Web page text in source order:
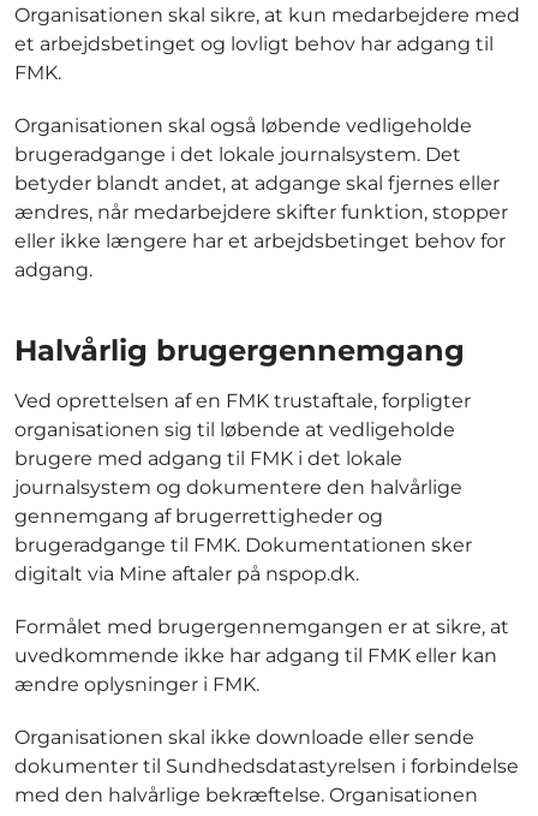
Organisationen skal sikre, at kun medarbejdere med
et arbejdsbetinget og lovligt behov har adgang til
FMK.
Organisationen skal også løbende vedligeholde
brugeradgange i det lokale journalsystem. Det
betyder blandt andet, at adgange skal fjernes eller
ændres, når medarbejdere skifter funktion, stopper
eller ikke længere har et arbejdsbetinget behov for
adgang.
Halvårlig brugergennemgang
Ved oprettelsen af en FMK trustaftale, forpligter
organisationen sig til løbende at vedligeholde
brugere med adgang til FMK i det lokale
journalsystem og dokumentere den halvårlige
gennemgang af brugerrettigheder og
brugeradgange til FMK. Dokumentationen sker
digitalt via Mine aftaler på nspop.dk.
Formålet med brugergennemgangen er at sikre, at
uvedkommende ikke har adgang til FMK eller kan
ændre oplysninger i FMK.
Organisationen skal ikke downloade eller sende
dokumenter til Sundhedsdatastyrelsen i forbindelse
med den halvårlige bekræftelse. Organisationen